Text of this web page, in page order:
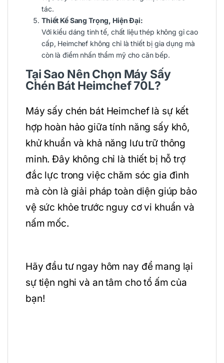
tác.
Thiết Kế Sang Trọng, Hiện Đại:
Với kiểu dáng tinh tế, chất liệu thép không gỉ cao
cấp, Heimchef không chỉ là thiết bị gia dụng mà
còn là điểm nhấn thẩm mỹ cho căn bếp.
Tại Sao Nên Chọn Máy Sấy
Chén Bát Heimchef 70L?
Máy sấy chén bát Heimchef là sự kết
hợp hoàn hảo giữa tính năng sấy khô,
khử khuẩn và khả năng lưu trữ thông
minh. Đây không chỉ là thiết bị hỗ trợ
đắc lực trong việc chăm sóc gia đình
mà còn là giải pháp toàn diện giúp bảo
vệ sức khỏe trước nguy cơ vi khuẩn và
nấm mốc.
Hãy đầu tư ngay hôm nay để mang lại
sự tiện nghi và an tâm cho tổ ấm của
bạn!